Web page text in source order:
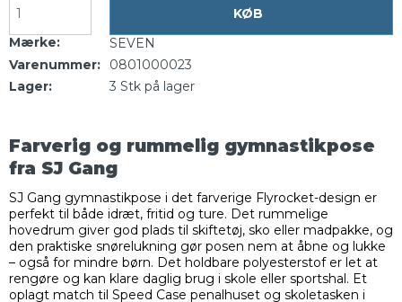
KØB
Mærke:
SEVEN
Varenummer:
0801000023
Lager:
3 Stk på lager
Farverig og rummelig gymnastikpose
fra SJ Gang
SJ Gang gymnastikpose i det farverige Flyrocket-design er
perfekt til både idræt, fritid og ture. Det rummelige
hovedrum giver god plads til skiftetøj, sko eller madpakke, og
den praktiske snørelukning gør posen nem at åbne og lukke
– også for mindre børn. Det holdbare polyesterstof er let at
rengøre og kan klare daglig brug i skole eller sportshal. Et
oplagt match til Speed Case penalhuset og skoletasken i